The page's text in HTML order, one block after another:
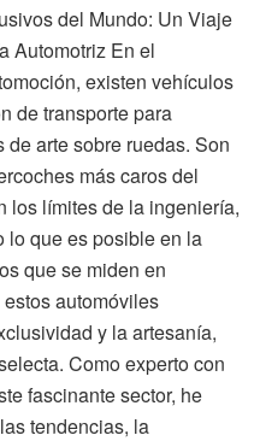
del Mundo: Un Viaje
Automotriz En el
existen vehículos
de transporte para
arte sobre ruedas. Son
más caros del
los límites de la ingeniería,
lo que es posible en la
que se miden en
automóviles
y la artesanía,
Como experto con
fascinante sector, he
tendencias, la